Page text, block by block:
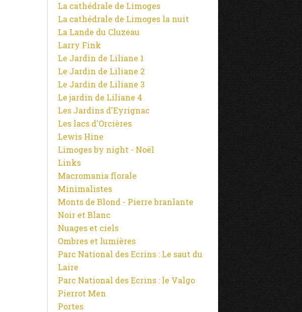
La cathédrale de Limoges
La cathédrale de Limoges la nuit
La Lande du Cluzeau
Larry Fink
Le Jardin de Liliane 1
Le Jardin de Liliane 2
Le Jardin de Liliane 3
Le jardin de Liliane 4
Les Jardins d'Eyrignac
Les lacs d'Orcières
Lewis Hine
Limoges by night - Noël
Links
Macromania florale
Minimalistes
Monts de Blond - Pierre branlante
Noir et Blanc
Nuages et ciels
Ombres et lumières
Parc National des Ecrins : Le saut du
Laire
Parc National des Ecrins : le Valgo
Pierrot Men
Portes